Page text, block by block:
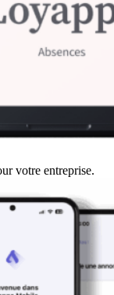
votre entreprise.